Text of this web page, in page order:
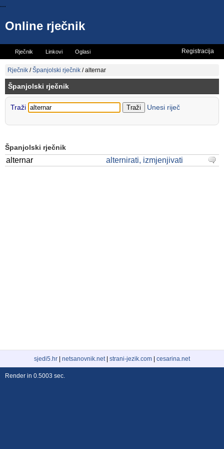
...
Online rječnik
Rječnik Linkovi Oglasi
Vicevi
Registracija
Rječnik /Španjolski rječnik /alternar
Španjolski rječnik
Traži Unesi riječ
Španjolski rječnik
alternar alternirati, izmjenjivati
sjedi5.hr netsanovnik.net| strani-jezik.com cesarina.net
Render in 0.5003 sec.